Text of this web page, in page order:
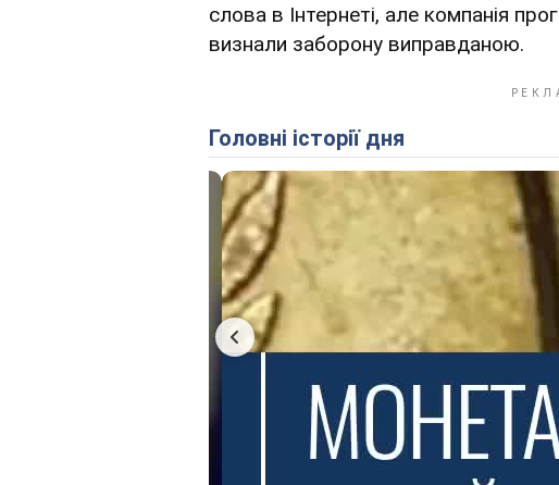
слова в Інтернеті, але компанія
визнали заборону виправданою.
Головні історії дня